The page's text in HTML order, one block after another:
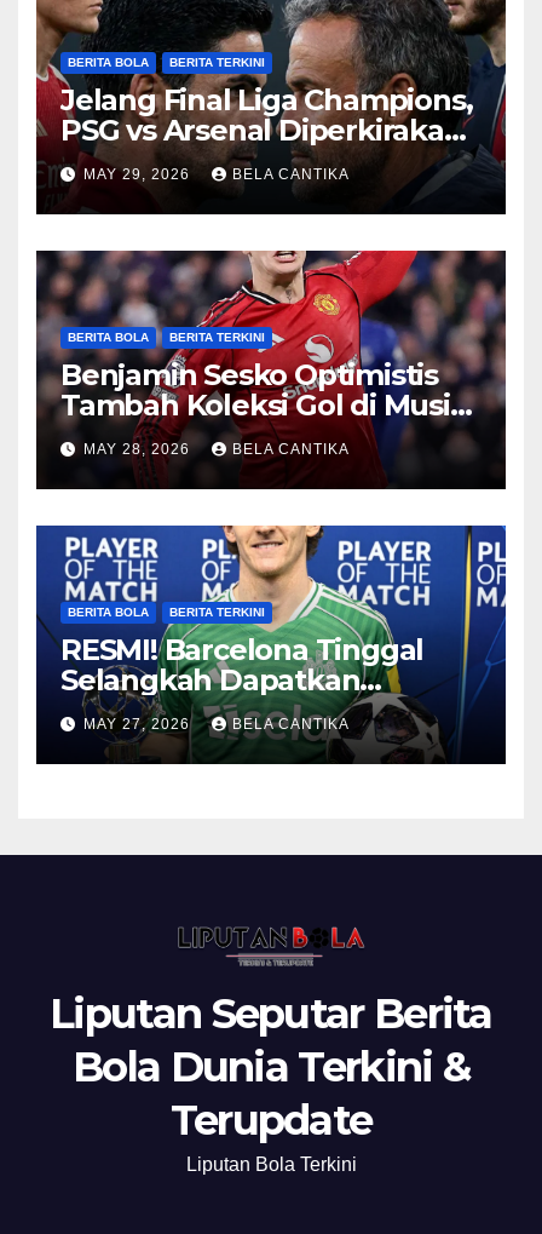
BERITA BOLA BERITA TERKINI
Jelang Final Liga Champions,
PSG vs Arsenal Diperkirakan
Sengit
MAY 29, 2026 BELA CANTIKA
BERITA BOLA BERITA TERKINI
Benjamin Sesko Optimistis
Tambah Koleksi Gol di Musim
2026/27
MAY 28, 2026 BELA CANTIKA
BERITA BOLA BERITA TERKINI
RESMI! Barcelona Tinggal
Selangkah Dapatkan
Anthony Gordon
MAY 27, 2026 BELA CANTIKA
Liputan Seputar Berita
Bola Dunia Terkini &
Terupdate
Liputan Bola Terkini